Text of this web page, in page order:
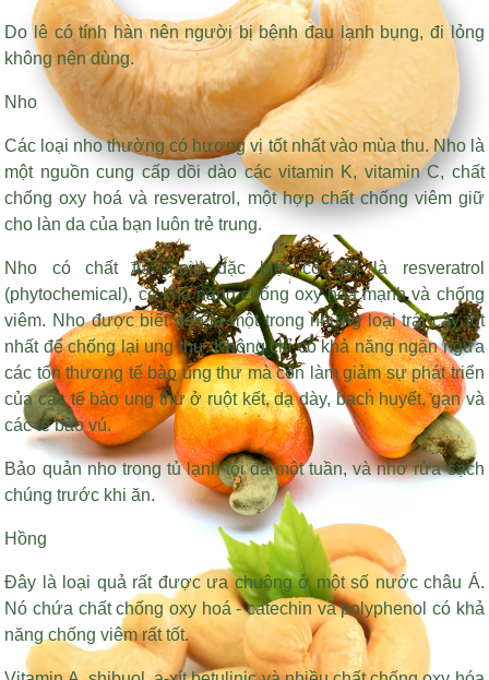
Do lê có tính hàn nên người bị bệnh đau lạnh bụng, đi lỏng
không nên dùng.
Nho
Các loại nho thường có hương vị tốt nhất vào mùa thu. Nho là
một nguồn cung cấp dồi dào các vitamin K, vitamin C, chất
chống oxy hoá và resveratrol, một hợp chất chống viêm giữ
cho làn da của bạn luôn trẻ trung.
Nho có chất flavonoid đặc biệt có tên là resveratrol
(phytochemical), có khả năng chống oxy hóa mạnh và chống
viêm. Nho được biết đến là một trong những loại trái cây tốt
nhất để chống lại ung thư. Không chỉ có khả năng ngăn ngừa
các tổn thương tế bào ung thư mà còn làm giảm sự phát triển
của các tế bào ung thư ở ruột kết, dạ dày, bạch huyết, gan và
các tế bào vú.
Bảo quản nho trong tủ lạnh tối đa một tuần, và nhớ rửa sạch
chúng trước khi ăn.
Hồng
Đây là loại quả rất được ưa chuộng ở một số nước châu Á.
Nó chứa chất chống oxy hoá - catechin và polyphenol có khả
năng chống viêm rất tốt.